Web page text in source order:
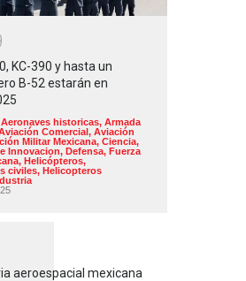
KC-390 y hasta un
B-52 estarán en
Aeronaves historicas, Armada
Comercial, Aviación
Militar Mexicana, Ciencia,
Innovacion, Defensa, Fuerza
, Helicópteros,
civiles, Helicopteros
aeroespacial mexicana